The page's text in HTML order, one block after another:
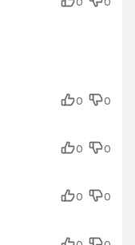
0 0
0
0
0
0